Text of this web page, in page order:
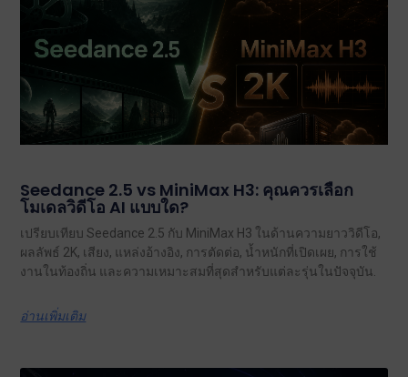
Seedance 2.5 vs MiniMax H3: คุณควรเลือก
โมเดลวิดีโอ AI แบบใด?
เปรียบเทียบ Seedance 2.5 กับ MiniMax H3 ในด้านความยาววิดีโอ,
ผลลัพธ์ 2K, เสียง, แหล่งอ้างอิง, การตัดต่อ, น้ำหนักที่เปิดเผย, การใช้
งานในท้องถิ่น และความเหมาะสมที่สุดสำหรับแต่ละรุ่นในปัจจุบัน.
อ่านเพิ่มเติม